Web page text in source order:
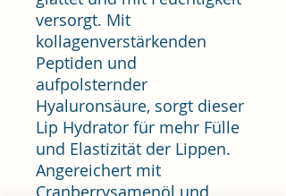
versorgt. Mit
kollagenverstärkenden
Peptiden und
aufpolsternder
Hyaluronsäure, sorgt dieser
Lip Hydrator für mehr Fülle
und Elastizität der Lippen.
Angereichert mit
Cranberrysamenöl und